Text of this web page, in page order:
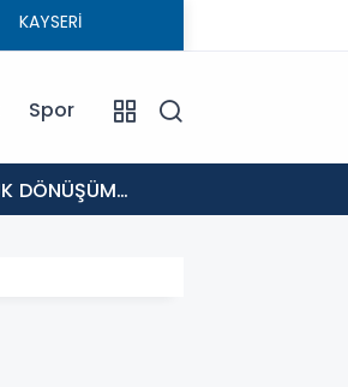
Spor